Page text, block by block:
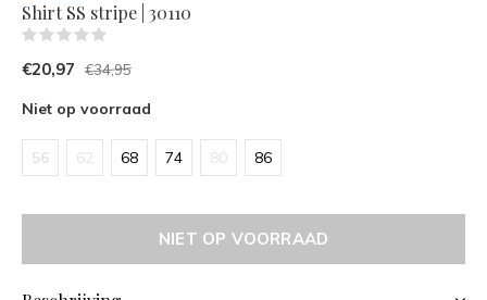
Shirt SS stripe | 30110
€20,97 €34,95
Niet op voorraad
56 62 68 74 80 86
NIET OP VOORRAAD